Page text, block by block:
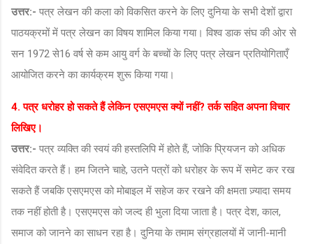
उत्तर:- पत्र लेखन की कला को विकसित करने के लिए दुनिया के सभी देशों द्वारा
पाठयक्रमों में पत्र लेखन का विषय शामिल किया गया। विश्व डाक संघ की ओर से
सन 1972 से16 वर्ष से कम आयु वर्ग के बच्चों के लिए पत्र लेखन प्रतियोगिताएँ
आयोजित करने का कार्यक्रम शुरू किया गया।
4. पत्र धरोहर हो सकते हैं लेकिन एसएमएस क्यों नहीं? तर्क सहित अपना विचार
लिखिए।
उत्तर:- पत्र व्यक्ति की स्वयं की हस्तलिपि में होते हैं, जोकि प्रियजन को अधिक
संवेदित करते हैं। हम जितने चाहे, उतने पत्रों को धरोहर के रूप में समेट कर रख
सकते हैं जबकि एसएमएस को मोबाइल में सहेज कर रखने की क्षमता ज़्यादा समय
तक नहीं होती है। एसएमएस को जल्द ही भुला दिया जाता है। पत्र देश, काल,
समाज को जानने का साधन रहा है। दुनिया के तमाम संग्रहालयों में जानी-मानी